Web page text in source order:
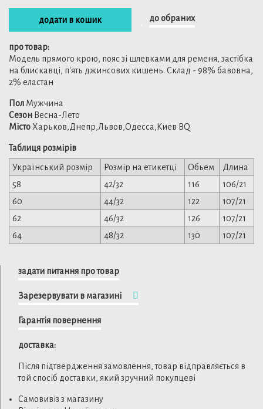
додати в кошик до обраних
про товар:
Модель прямого крою, пояс зі шлевками для ременя, застібка
на блискавці, п'ять джинсових кишень. Склад - 98% бавовна,
2% еластан
Пол Мужчина
Сезон Весна-Лето
МістоХарьков,Днепр,Львов,Одесса,Киев BQ
Таблиця розмірів
Український розмір Розмір на етикетці Обьем
Длина
58
42/32 116
106/21
60
44/32 122
107/21
62
46/32 126
107/21
64
48/32 130 107/21
задати питання про товар
Зарезервувати в магазині
Гарантія повернення
доставка:
Після підтвердження замовлення, товар відправляється в
той спосіб доставки, який зручний покупцеві
Самовивіз з магазину